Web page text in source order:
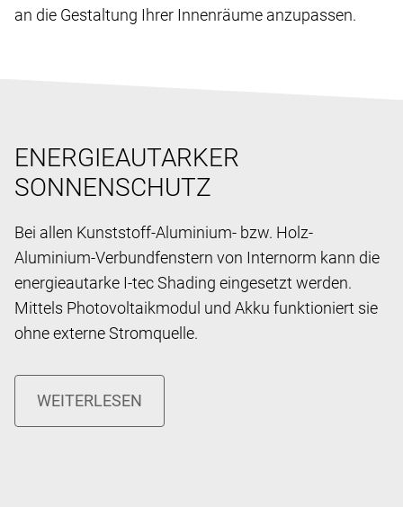
an die Gestaltung Ihrer Innenräume anzupassen.
ENERGIEAUTARKER
SONNENSCHUTZ
Bei allen Kunststoff-Aluminium- bzw. Holz-
Aluminium-Verbundfenstern von Internorm kann die
energieautarke I-tec Shading eingesetzt werden.
Mittels Photovoltaikmodul und Akku funktioniert sie
ohne externe Stromquelle.